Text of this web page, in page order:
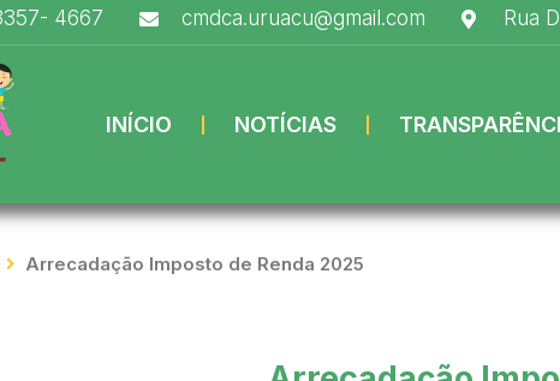
4667 cmdca.uruacu@gmail.com Rua
INÍCIO NOTÍCIAS
Arrecadação Imposto de Renda 2025